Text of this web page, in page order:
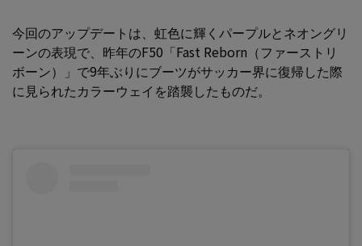
今回のアップデートは、虹色に輝くパープルとネオングリ
ーンの表現で、昨年のF50「Fast Reborn（ファーストリ
ボーン）」で9年ぶりにブーツがサッカー界に復帰した際
に見られたカラーウェイを踏襲したものだ。